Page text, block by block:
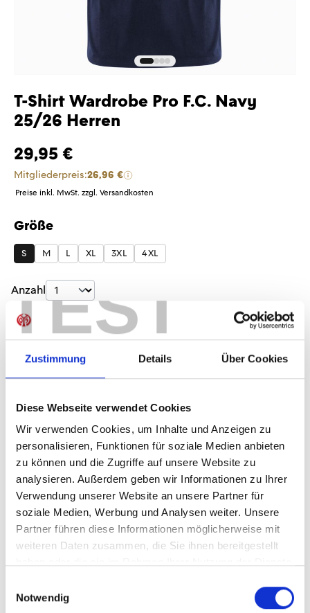
TEST
Zustimmung Details Über Cookies
Diese Webseite verwendet Cookies
Wir verwenden Cookies, um Inhalte und Anzeigen zu
personalisieren, Funktionen für soziale Medien anbieten
zu können und die Zugriffe auf unsere Website zu
analysieren. Außerdem geben wir Informationen zu Ihrer
Verwendung unserer Website an unsere Partner für
soziale Medien, Werbung und Analysen weiter. Unsere
Partner führen diese Informationen möglicherweise mit
weiteren Daten zusammen, die Sie ihnen bereitgestellt
Notwendig
T-Shirt Wardrobe Pro F.C. Navy
25/26 Herren
29,95 €
Mitgliederpreis:26,96 €
Preise inkl. MwSt. zzgl. Versandkosten
Größe
auswählen
S M L XL 3XL 4XL
Produkt Anzahl: Gib den gewünschten
Anzahl
Sofort verfügbar, Lieferzeit: 5-7 Tage
Produktdetails
ÄHNLICHE PRODUKTE